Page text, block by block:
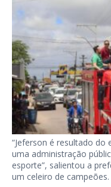
“Jeferson é resultado
uma administração
esporte”, salientou a
um celeiro de campeões.